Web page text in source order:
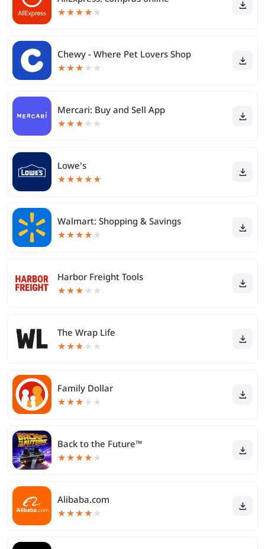
★★★★ ★
Chewy - Where Pet Lovers Shop
★★★ ★ ★
Mercari: Buy and Sell App
★★★ ★ ★
Lowe's
★★★★★
Walmart: Shopping & Savings
★★★★ ★
Harbor Freight Tools
★★★ ★ ★
The Wrap Life
★★★ ★ ★
Family Dollar
★★★ ★ ★
Back to the Future™
★★★★ ★
Alibaba.com
★★★★ ★